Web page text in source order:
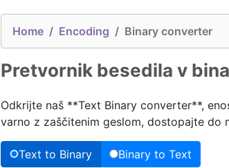
Home Encoding Binary converter
Pretvornik besedila v
Odkrijte naš **Text Binary converter**,
varno z zaščitenim geslom, dostopajte do
Text to Binary
Binary to Text